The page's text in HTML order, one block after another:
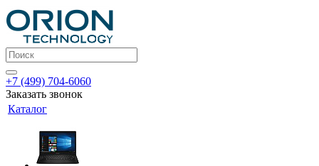
+7 (499) 704-6060
Заказать звонок
Каталог